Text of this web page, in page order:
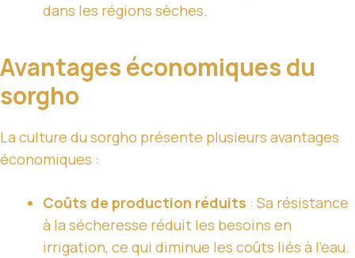
dans les régions sèches.
Avantages économiques du
sorgho
La culture du sorgho présente plusieurs avantages
économiques :
Coûts de production réduits : Sa résistance
à la sécheresse réduit les besoins en
irrigation, ce qui diminue les coûts liés à l’eau.